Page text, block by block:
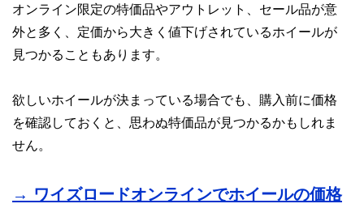
オンライン限定の特価品やアウトレット、セール品が意
外と多く、定価から大きく値下げされているホイールが
見つかることもあります。
欲しいホイールが決まっている場合でも、購入前に価格
を確認しておくと、思わぬ特価品が見つかるかもしれま
せん。
→ ワイズロードオンラインでホイールの価格